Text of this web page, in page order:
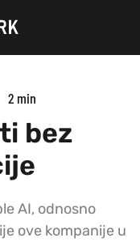
2 min
bez
AI, odnosno
ove kompanije u